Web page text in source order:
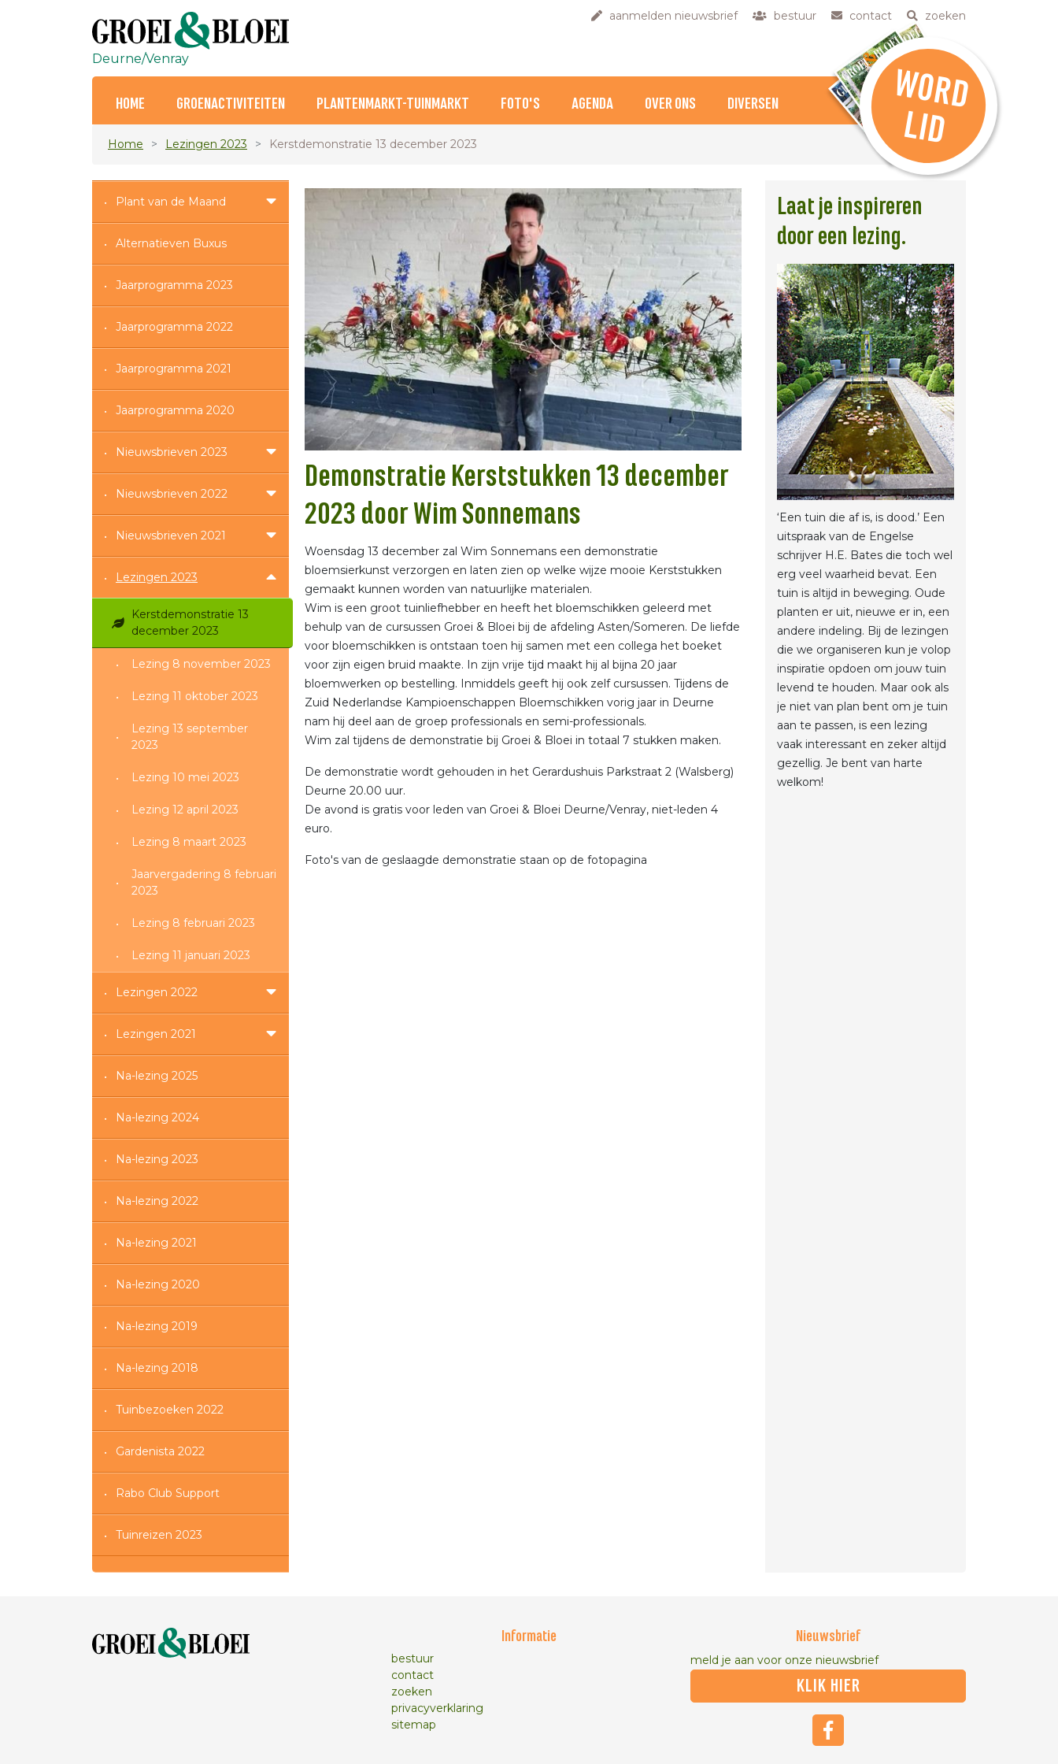
aanmelden nieuwsbrief bestuur contact zoeken
Deurne/Venray
HOME GROENACTIVITEITEN PLANTENMARKT-TUINMARKT FOTO'S AGENDA OVER ONS DIVERSEN W
O
R
D
L
ID
Home Lezingen 2023 Kerstdemonstratie 13 december 2023
Plant van de Maand
Alternatieven Buxus
Jaarprogramma 2023
Jaarprogramma 2022
Jaarprogramma 2021
Jaarprogramma 2020
Nieuwsbrieven 2023
Nieuwsbrieven 2022
Nieuwsbrieven 2021
Lezingen 2023
Kerstdemonstratie 13
december 2023
Lezing 8 november 2023
Lezing 11 oktober 2023
Lezing 13 september
2023
Lezing 10 mei 2023
Lezing 12 april 2023
Lezing 8 maart 2023
Jaarvergadering 8 februari
2023
Lezing 8 februari 2023
Lezing 11 januari 2023
Lezingen 2022
Lezingen 2021
Na-lezing 2025
Na-lezing 2024
Na-lezing 2023
Na-lezing 2022
Na-lezing 2021
Na-lezing 2020
Na-lezing 2019
Na-lezing 2018
Tuinbezoeken 2022
Gardenista 2022
Rabo Club Support
Tuinreizen 2023
Demonstratie Kerststukken 13 december
2023 door Wim Sonnemans
Woensdag 13 december zal Wim Sonnemans een demonstratie
bloemsierkunst verzorgen en laten zien op welke wijze mooie Kerststukken
gemaakt kunnen worden van natuurlijke materialen.
Wim is een groot tuinliefhebber en heeft het bloemschikken geleerd met
behulp van de cursussen Groei & Bloei bij de afdeling Asten/Someren. De liefde
voor bloemschikken is ontstaan toen hij samen met een collega het boeket
voor zijn eigen bruid maakte. In zijn vrije tijd maakt hij al bijna 20 jaar
bloemwerken op bestelling. Inmiddels geeft hij ook zelf cursussen. Tijdens de
Zuid Nederlandse Kampioenschappen Bloemschikken vorig jaar in Deurne
nam hij deel aan de groep professionals en semi-professionals.
Wim zal tijdens de demonstratie bij Groei & Bloei in totaal 7 stukken maken.
De demonstratie wordt gehouden in het Gerardushuis Parkstraat 2 (Walsberg)
Deurne 20.00 uur.
De avond is gratis voor leden van Groei & Bloei Deurne/Venray, niet-leden 4
euro.
Foto's van de geslaagde demonstratie staan op de fotopagina
Laat je inspireren
door een lezing.
‘Een tuin die af is, is dood.’ Een
uitspraak van de Engelse
schrijver H.E. Bates die toch wel
erg veel waarheid bevat. Een
tuin is altijd in beweging. Oude
planten er uit, nieuwe er in, een
andere indeling. Bij de lezingen
die we organiseren kun je volop
inspiratie opdoen om jouw tuin
levend te houden. Maar ook als
je niet van plan bent om je tuin
aan te passen, is een lezing
vaak interessant en zeker altijd
gezellig. Je bent van harte
welkom!
Informatie
bestuur
contact
zoeken
privacyverklaring
sitemap
Nieuwsbrief
meld je aan voor onze nieuwsbrief
KLIK HIER